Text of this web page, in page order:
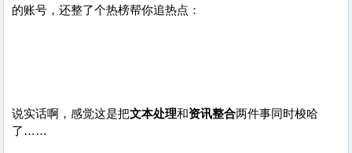
的账号，还整了个热榜帮你追热点：
说实话啊，感觉这是把文本处理和资讯整合两件事同时梭哈
了……